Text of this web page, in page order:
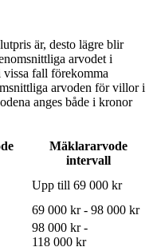
är, desto lägre blir
arvodet i
fall förekomma
arvoden förvillori
anges både i kronor
Mäklararvode
intervall
Upp till 69 000 kr
69 000 kr - 98 000 kr
98 000 kr -
118 000 kr